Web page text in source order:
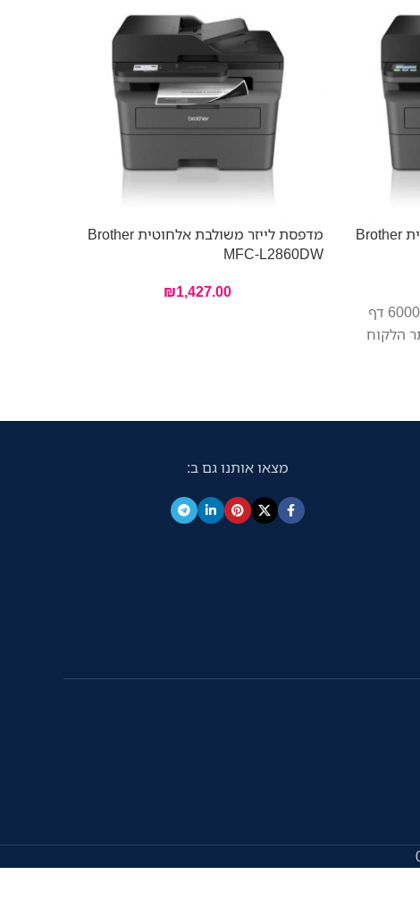
מדפסת לייזר משולבת אלחוטית Brother
חבילת זהב הכוללת טונרים ל-6000 דף
מדפסת לייזר משולבת אלחוטית Brother
MFC-L2860DW
₪1,427.00
מצאו אותנו גם ב: